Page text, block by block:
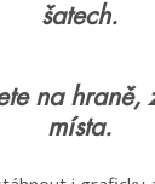
šatech.
na hraně,
místa.